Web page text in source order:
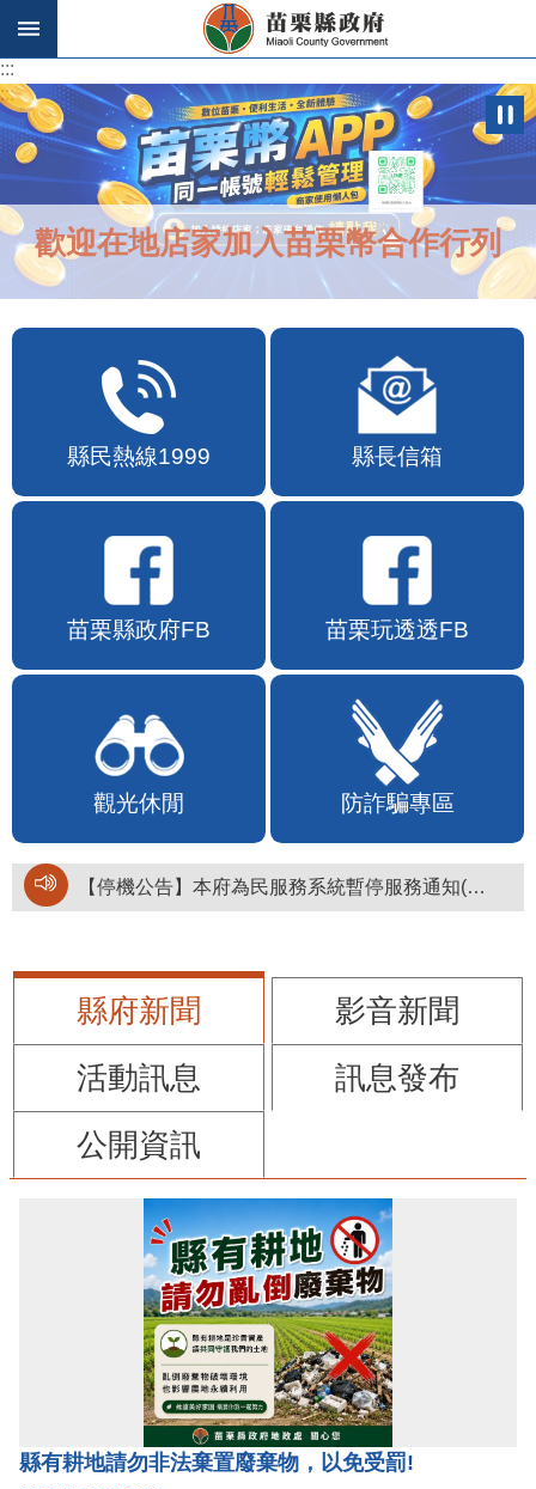
跳到主要內容區塊
:::
:::
歡迎在地店家加入苗栗幣合作行列
縣民熱線1999 縣長信箱
苗栗縣政府FB 苗栗玩透透FB
觀光休閒 防詐騙專區
【停機公告】本府為民服務系統暫停服務通知(停止服務時間：115年8月6日17時至19時)
縣府新聞
影音新聞
活動訊息
訊息發布
公開資訊
縣有耕地請勿非法棄置廢棄物，以免受罰!